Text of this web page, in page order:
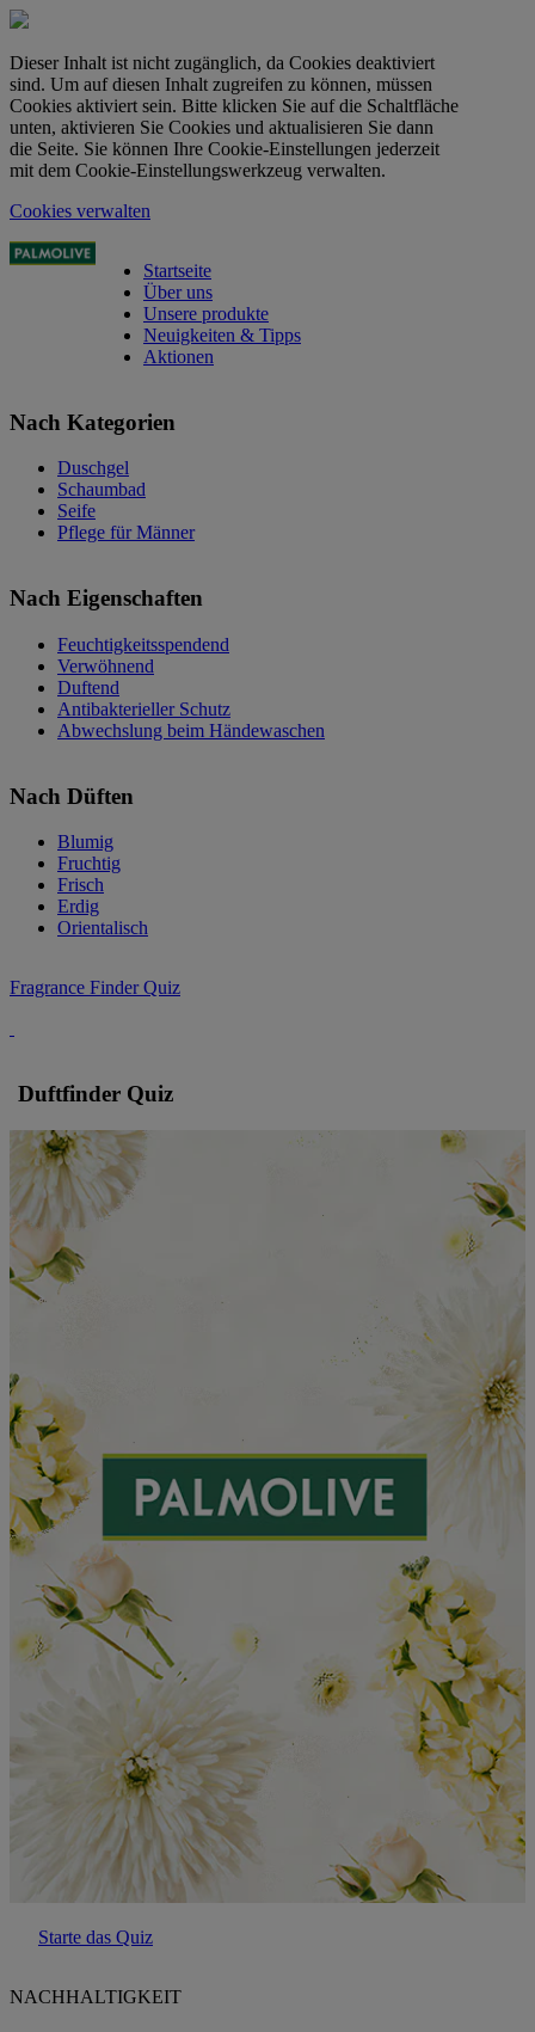
Dieser Inhalt ist nicht zugänglich, da Cookies deaktiviert
sind. Um auf diesen Inhalt zugreifen zu können, müssen
Cookies aktiviert sein. Bitte klicken Sie auf die Schaltfläche
unten, aktivieren Sie Cookies und aktualisieren Sie dann
die Seite. Sie können Ihre Cookie-Einstellungen jederzeit
mit dem Cookie-Einstellungswerkzeug verwalten.
Cookies verwalten
Startseite
Über uns
Unsere produkte
Neuigkeiten & Tipps
Aktionen
Nach Kategorien
Duschgel
Schaumbad
Seife
Pflege für Männer
Nach Eigenschaften
Feuchtigkeitsspendend
Verwöhnend
Duftend
Antibakterieller Schutz
Abwechslung beim Händewaschen
Nach Düften
Blumig
Fruchtig
Frisch
Erdig
Orientalisch
Fragrance Finder Quiz
Duftfinder Quiz
Starte das Quiz
NACHHALTIGKEIT